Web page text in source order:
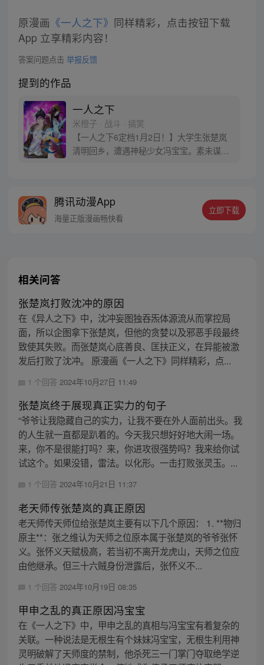
原漫画 《一人之下》 同样精彩，点击按钮下载
App 立享精彩内容！
答案问题点击 举报反馈
提到的作品
一人之下
米橙子 · 战斗 · 搞笑
【一人之下6定档1月2日！】大学生张楚岚
清明回乡，遭遇神秘少女冯宝宝。素未谋面
密，张楚岚的生活被彻底颠覆，与冯宝宝一
同踏上“异人”之旅。
腾讯动漫App
海量正版漫画畅快看
立即下载
相关问答
张楚岚打败沈冲的原因
在《异人之下》中，沈冲妄图独吞炁体源流从而掌控局
面，所以企图拿下张楚岚，但他的贪婪以及邪恶手段最终
致使其失败。而张楚岚心底善良、匡扶正义，在异能被激
发后打败了沈冲。 原漫画《一人之下》同样精彩，点...
1 个回答 2024年10月27日 11:49
张楚岚终于展现真正实力的句子
“爷爷让我隐藏自己的实力，让我不要在外人面前出头。我
的人生就一直都是趴着的。今天我只想好好地大闹一场。
来，你不是很能打吗？来，你进攻很强势吗？我来给你试
试这个。如果没错，雷法。以化形。一击打败张灵玉。...
1 个回答 2024年10月21日 11:37
老天师传张楚岚的真正原因
老天师传天师位给张楚岚主要有以下几个原因： 1. **物归
原主**：张之维认为天师之位原本属于张楚岚的爷爷张怀
义。张怀义天赋极高，若当初不离开龙虎山，天师之位应
由他继承。但三十六贼身份泄露后，张怀义不...
1 个回答 2024年10月19日 08:35
甲申之乱的真正原因冯宝宝
在《一人之下》中，甲申之乱的真相与冯宝宝有着复杂的
关联。一种说法是无根生有个妹妹冯宝宝，无根生利用神
灵明破解了天师度的禁制，他杀死三一门掌门夺取绝学逆